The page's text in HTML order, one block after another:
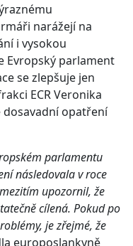
narážejí na
i vysokou
Evropský parlament
se zlepšuje jen
ECR Veronika
opatření
parlamentu
následovala v roce
upozornil, že
cílená. Pokud po
je zřejmé, že
europoslankyně